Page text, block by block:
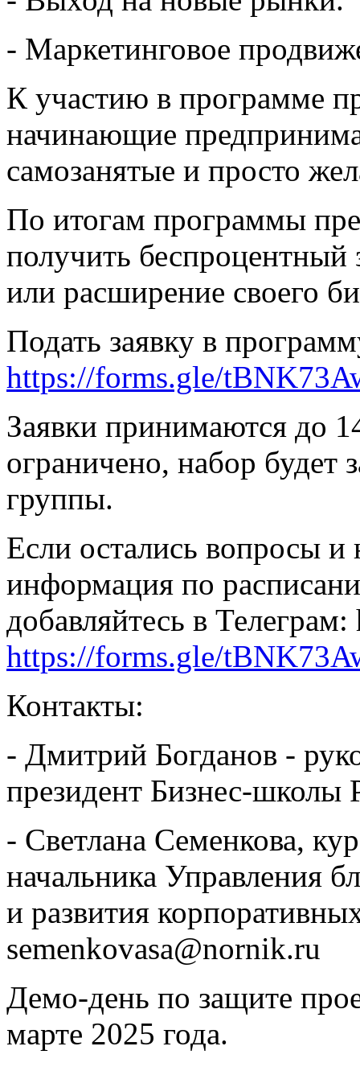
- Маркетинговое
К участию в программе
начинающие
самозанятые и просто
По итогам программы
получить
или расширение своего
Подать заявку в
https://forms.gle/
Заявки принимаются до
ограничено, набор
группы.
Если остались вопросы и
информация по
добавляйтесь в Телеграм:
https://forms.gle/
Контакты:
- Дмитрий Богданов -
президент Бизнес-
- Светлана Семенкова,
начальника Управления
и развития
semenkovasa@nornik.ru
Демо-день по защите
марте 2025 года.